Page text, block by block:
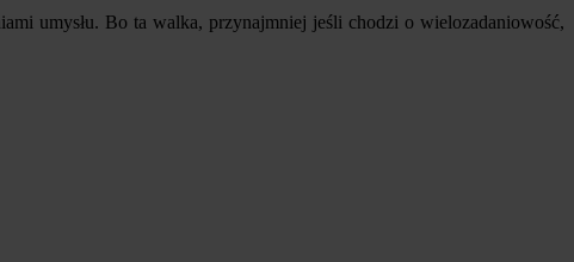
umysłu. Bo ta walka, przynajmniej jeśli chodzi o wielozadaniowość,